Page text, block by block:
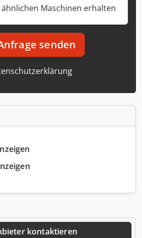
Maschinen erhalten
senden
kontaktieren